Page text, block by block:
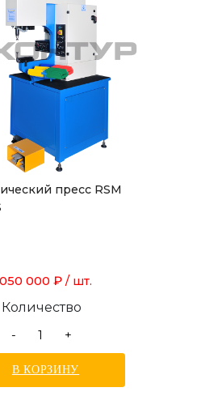
пресс RSM
000 ₽ / шт.
Количество
-
+
В КОРЗИНУ